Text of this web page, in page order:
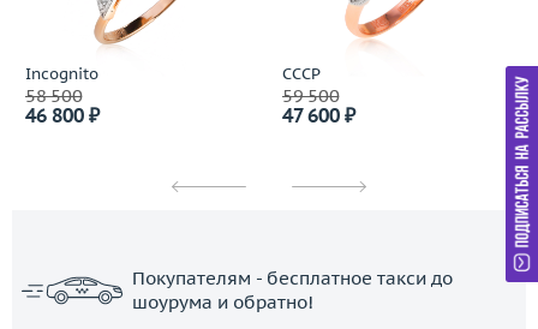
Incognito
58 500
46 800 ₽
СССР
59 500
47 600 ₽
Покупателям - бесплатное такси до
шоурума и обратно!